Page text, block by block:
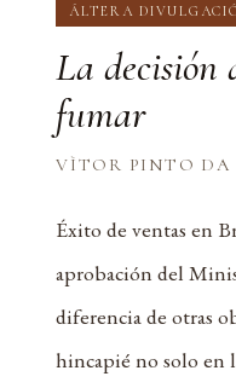
ÁLTERA
La decisión
fumar
VÌTOR PINTO DA
Éxito de ventas en
aprobación del
diferencia de otras
hincapié no solo en